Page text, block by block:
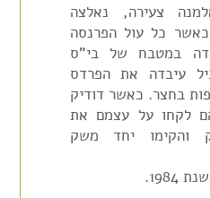
צעירה, נאלצה
כל עול הפרנסה
במטבח של בי"ס
עיבדה את הפרדס
בחצר. כאשר דודיק
הם לקחו על עצמם את
והקימו יחד משק